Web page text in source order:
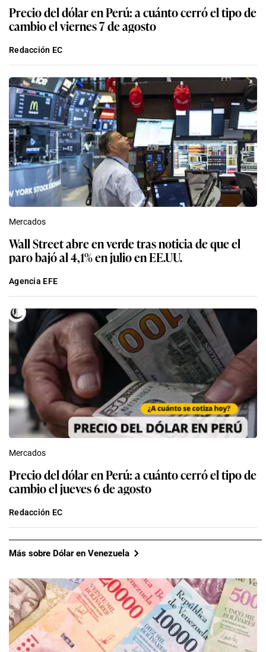
Precio del dólar en Perú: a cuánto cerró el tipo de
cambio el viernes 7 de agosto
Redacción EC
Mercados
Wall Street abre en verde tras noticia de que el
paro bajó al 4,1% en julio en EE.UU.
Agencia EFE
Mercados
Precio del dólar en Perú: a cuánto cerró el tipo de
cambio el jueves 6 de agosto
Redacción EC
Más sobre Dólar en Venezuela